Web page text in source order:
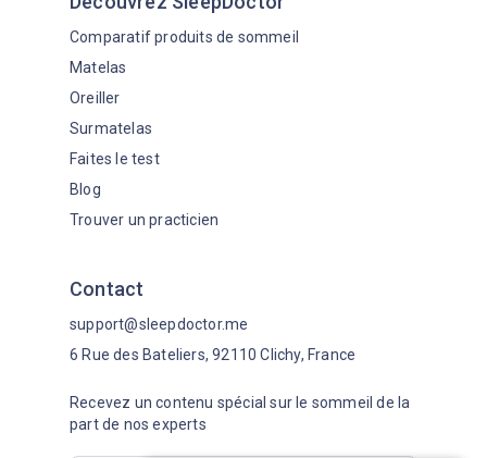
Contact
Matelas
Comparatif produits de sommeil
Oreiller
Surmatelas
Blog
Trouver un practicien
Faites le test
Recevez un contenu spécial sur le sommeil de la
part de nos experts
support@sleepdoctor.me
6 Rue des Bateliers, 92110 Clichy, France